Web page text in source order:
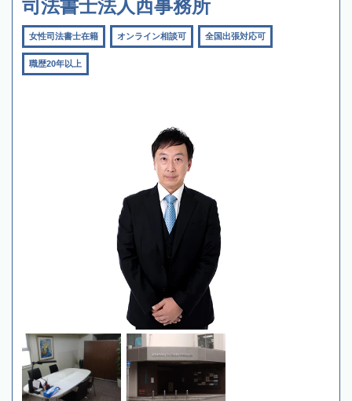
司法書士法人西事務所
女性司法書士在籍 オンライン相談可 全国出張対応可
職歴20年以上